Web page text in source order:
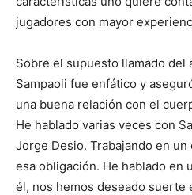
jugadores con mayor
Sobre el supuesto llamado del
Sampaoli fue enfático y
una buena relación con el
He hablado varias veces con
Jorge Desio. Trabajando en
esa obligación. He hablado en
él, nos hemos deseado suerte